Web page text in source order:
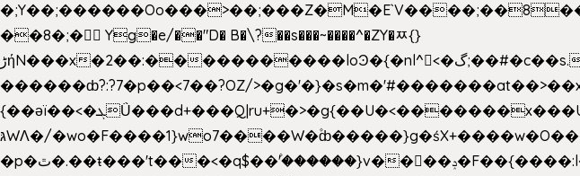
��8�;�򜸥 Yg�e/��"D� B�\?��s���~����^�ZY�ﾹ{}
ڑήN���x�2��:�����������loϿ�{�nl^<�گ;��#�c��s.^^~�qF��w[k�ߜ��Yu�/�S_|=jݿ������z��\��m|n_g����o���p�|
������ȸ?:?7�p��<7��?OZ/
{��ǝï��<�ܓǗ���d+���Q|ru+�>�g{��U�<�������x���U��?�n�7[_���X'�Oa�������0���o��ޓ>O�ޝ�> ���G�?
גּWΛ�/�wo�F����1}wo7����W�۫ȸ�����}g�śX+����w�O�������?
�p�ٿ�.��ŧ���'t���<�q$��۫'������}v����ݚ�F��{����:l��ɞ�N����~�>|��|�u�����O������n�f;ݛ�s����8y�:����M�膓